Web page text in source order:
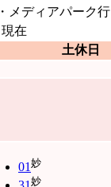
メディアパーク行
現在
土休日
01 妙
妙